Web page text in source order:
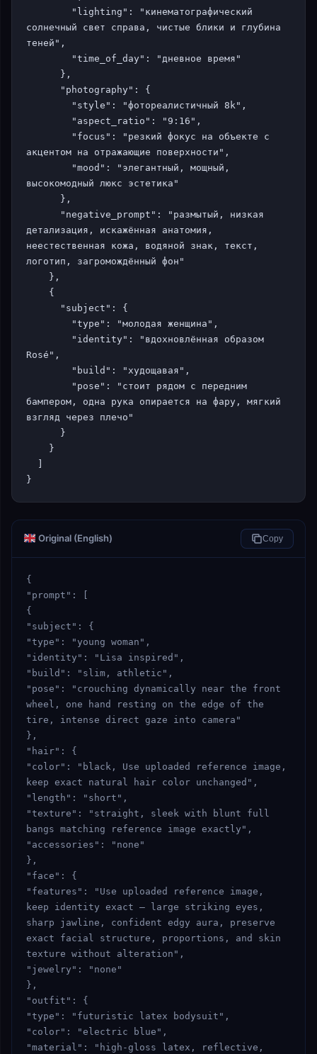
солнечный свет справа, чистые блики и глубина
теней",
акцентом на отражающие поверхности",
высокомодный люкс эстетика"
детализация, искажённая анатомия,
неестественная кожа, водяной знак, текст,
логотип, загромождённый фон"
Rosé",
бампером, одна рука опирается на фару, мягкий
взгляд через плечо"
}
Original (English) Copy
{
"prompt": [
{
"subject": {
"type": "young woman",
"identity": "Lisa inspired",
"build": "slim, athletic",
"pose": "crouching dynamically near the front
wheel, one hand resting on the edge of the
tire, intense direct gaze into camera"
},
"hair": {
"color": "black, Use uploaded reference image,
keep exact natural hair color unchanged",
"length": "short",
"texture": "straight, sleek with blunt full
bangs matching reference image exactly",
"accessories": "none"
},
"face": {
"features": "Use uploaded reference image,
keep identity exact — large striking eyes,
sharp jawline, confident edgy aura, preserve
exact facial structure, proportions, and skin
texture without alteration",
"jewelry": "none"
},
"outfit": {
"type": "futuristic latex bodysuit",
"color": "electric blue",
"material": "high-gloss latex, reflective,